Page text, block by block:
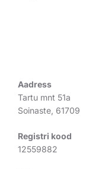
Aadress
Tartu mnt 51a
Soinaste, 61709
Registri kood
12559882